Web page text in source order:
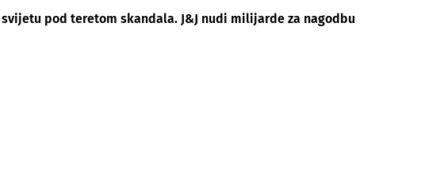
pod teretom skandala. J&J nudi milijarde za nagodbu